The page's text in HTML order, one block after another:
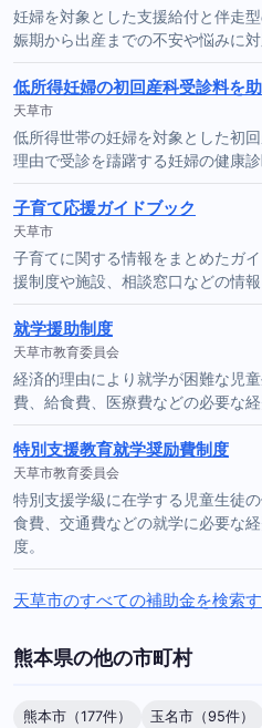
妊婦を対象とした支援給付と伴走
娠期から出産までの不安や悩みに対
低所得妊婦の初回産科受診料を
天草市
低所得世帯の妊婦を対象とした初
理由で受診を躊躇する妊婦の健康診
子育て応援ガイドブック
天草市
子育てに関する情報をまとめたガ
援制度や施設、相談窓口などの情報
就学援助制度
天草市教育委員会
経済的理由により就学が困難な児
費、給食費、医療費などの必要な経
特別支援教育就学奨励費制度
天草市教育委員会
特別支援学級に在学する児童生徒
食費、交通費などの就学に必要な
度。
天草市のすべての補助金を検索
熊本県の他の市町村
熊本市（177件） 玉名市（95件）